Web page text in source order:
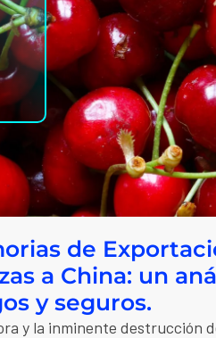
de
a China: un
y seguros.
y la inminente destrucción